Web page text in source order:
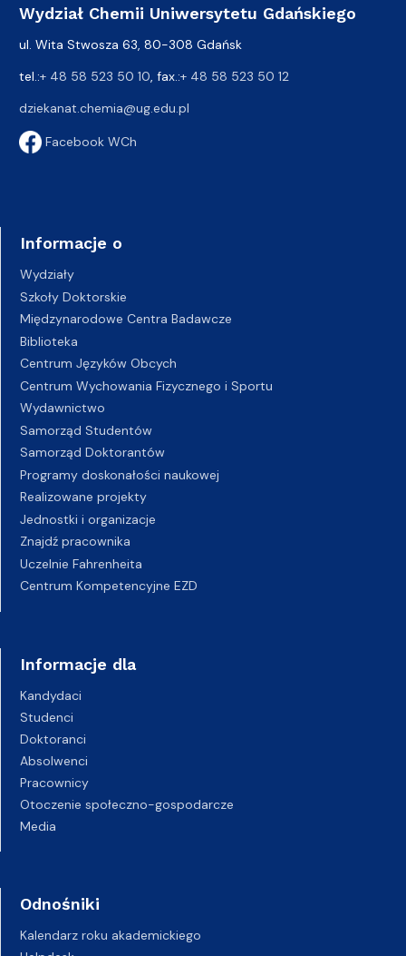
Wydział Chemii Uniwersytetu Gdańskiego
ul. Wita Stwosza 63, 80-308 Gdańsk
tel.:+ 48 58 523 50 10, fax.:+ 48 58 523 50 12
dziekanat.chemia@ug.edu.pl
Facebook WCh
Informacje o
Wydziały
Szkoły Doktorskie
Międzynarodowe Centra Badawcze
Biblioteka
Centrum Języków Obcych
Centrum Wychowania Fizycznego i Sportu
Wydawnictwo
Samorząd Studentów
Samorząd Doktorantów
Programy doskonałości naukowej
Realizowane projekty
Jednostki i organizacje
Znajdź pracownika
Uczelnie Fahrenheita
Centrum Kompetencyjne EZD
Informacje dla
Kandydaci
Studenci
Doktoranci
Absolwenci
Pracownicy
Otoczenie społeczno-gospodarcze
Media
Odnośniki
Kalendarz roku akademickiego